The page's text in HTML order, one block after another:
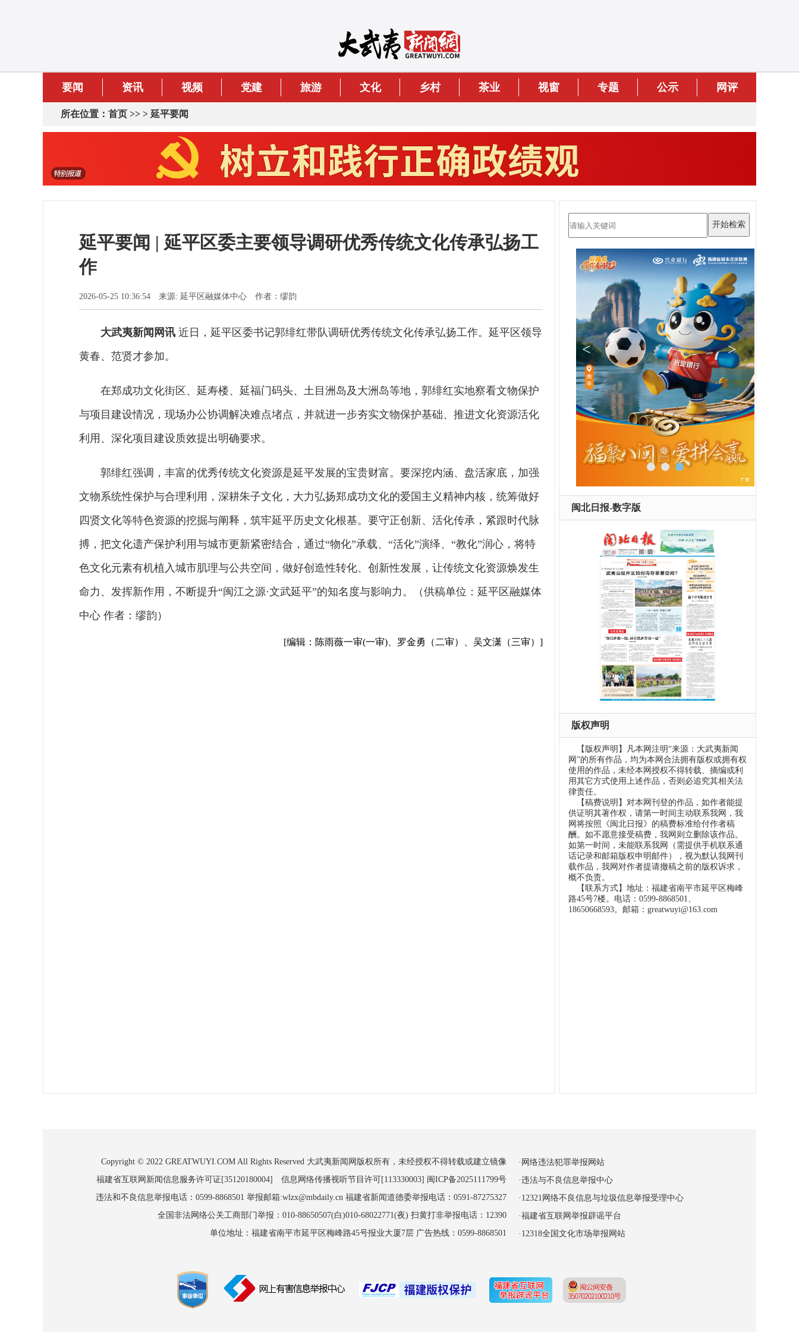
要闻 资讯 视频 党建 旅游 文化 乡村 茶业 视窗 专题 公示 网评
所在位置： 首页 >> > 延平要闻
延平要闻 | 延平区委主要领导调研优秀传统文化传承弘扬工
作
2026-05-25 10:36:54 来源: 延平区融媒体中心 作者：缪韵
大武夷新闻网讯 近日，延平区委书记郭绯红带队调研优秀传统文化传承弘扬工作。延平区领导
黄春、范贤才参加。
在郑成功文化街区、延寿楼、延福门码头、土目洲岛及大洲岛等地，郭绯红实地察看文物保护
与项目建设情况，现场办公协调解决难点堵点，并就进一步夯实文物保护基础、推进文化资源活化
利用、深化项目建设质效提出明确要求。
郭绯红强调，丰富的优秀传统文化资源是延平发展的宝贵财富。要深挖内涵、盘活家底，加强
文物系统性保护与合理利用，深耕朱子文化，大力弘扬郑成功文化的爱国主义精神内核，统筹做好
四贤文化等特色资源的挖掘与阐释，筑牢延平历史文化根基。要守正创新、活化传承，紧跟时代脉
搏，把文化遗产保护利用与城市更新紧密结合，通过“物化”承载、“活化”演绎、“教化”润心，将特
色文化元素有机植入城市肌理与公共空间，做好创造性转化、创新性发展，让传统文化资源焕发生
命力、发挥新作用，不断提升“闽江之源·文武延平”的知名度与影响力。（供稿单位：延平区融媒体
中心 作者：缪韵）
[编辑：陈雨薇一审(一审)、罗金勇（二审）、吴文潇（三审）]
闽北日报-数字版
版权声明
【版权声明】凡本网注明“来源：大武夷新闻
网”的所有作品，均为本网合法拥有版权或拥有权
使用的作品，未经本网授权不得转载、摘编或利
用其它方式使用上述作品，否则必追究其相关法
律责任。
【稿费说明】对本网刊登的作品，如作者能提
供证明其著作权，请第一时间主动联系我网，我
网将按照《闽北日报》的稿费标准给付作者稿
酬。如不愿意接受稿费，我网则立删除该作品。
如第一时间，未能联系我网（需提供手机联系通
话记录和邮箱版权申明邮件），视为默认我网刊
载作品，我网对作者提请撤稿之前的版权诉求，
概不负责。
【联系方式】地址：福建省南平市延平区梅峰
路45号7楼。电话：0599-8868501、
18650668593。邮箱：greatwuyi@163.com
Copyright © 2022 GREATWUYI.COM All Rights Reserved 大武夷新闻网版权所有，未经授权不得转载或建立镜像
福建省互联网新闻信息服务许可证[35120180004] 信息网络传播视听节目许可[113330003] 闽ICP备2025111799号
违法和不良信息举报电话：0599-8868501 举报邮箱:wlzx@mbdaily.cn 福建省新闻道德委举报电话：0591-87275327
全国非法网络公关工商部门举报：010-88650507(白)010-68022771(夜) 扫黄打非举报电话：12390
单位地址：福建省南平市延平区梅峰路45号报业大厦7层 广告热线：0599-8868501
·网络违法犯罪举报网站
·违法与不良信息举报中心
·12321网络不良信息与垃圾信息举报受理中心
·福建省互联网举报辟谣平台
·12318全国文化市场举报网站